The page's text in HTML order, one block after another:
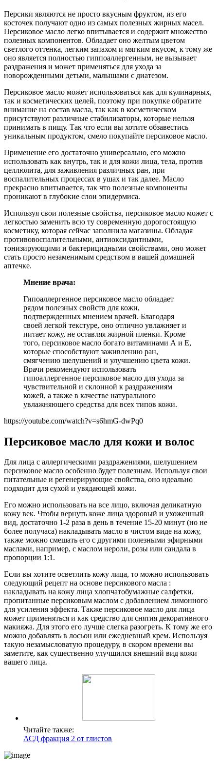
Персики являются не просто вкусным фруктом, из его
косточек получают одно из самых полезных жирных масел.
Персиковое масло легко впитывается и содержит множество
полезных компонентов. Обладает оно желтым цветом
светлого оттенка, легким запахом и мягким вкусом, к тому же
оно является полностью гиппоаллергенным, не вызывает
раздражения и может применяться для ухода за
новорожденными детьми, малышами с диатезом.
Персиковое масло может использоваться как для кулинарных,
так и косметических целей, поэтому при покупке обратите
внимание на состав масла, так как в косметическом
присутствуют различные стабилизаторы, которые нельзя
принимать в пищу. Так что если вы хотите обзавестись
уникальным продуктом, смело покупайте персиковое масло.
Применение его достаточно универсально, его можно
использовать как внутрь, так и для кожи лица, тела, против
целлюлита, для заживления различных ран, при
воспалительных процессах в ушах и так далее. Масло
прекрасно впитывается, так что полезные компоненты
проникают в глубокие слои эпидермиса.
Используя свои полезные свойства, персиковое масло может с
легкостью заменить всю ту современную дорогостоящую
косметику, которая сейчас заполнила магазины. Обладая
противовоспалительными, антиоксидантными,
тонизирующими и бактерицидными свойствами, оно может
стать просто незаменимым средством в вашей домашней
аптечке.
Мнение врача:
Гипоаллергенное персиковое масло обладает
рядом полезных свойств для кожи,
подтвержденных мнением врачей. Благодаря
своей легкой текстуре, оно отлично увлажняет и
питает кожу, не оставляя жирной пленки. Кроме
того, персиковое масло богато витаминами А и Е,
которые способствуют заживлению ран,
смягчению шелушений и улучшению цвета кожи.
Врачи рекомендуют использовать
гипоаллергенное персиковое масло для ухода за
чувствительной и склонной к раздражениям
кожей, а также в качестве натурального
увлажняющего средства для всех типов кожи.
https://youtube.com/watch?v=s6hmG-dwPq0
Персиковое масло для кожи и волос
Для лица с аллергическими раздражениями, шелушением
персиковое масло особенно будет полезным. Используя свои
питательные и регенерирующие свойства, оно идеально
подходит для сухой и увядающей кожи.
Его можно использовать на все лицо, включая деликатную
кожу век. Чтобы вернуть коже лица здоровый и ухоженный
вид, достаточно 1-2 раза в день в течение 15-20 минут (но не
более получаса) накладывать масло в чистом виде на кожу,
также можно смешать его с другими полезными эфирными
маслами, например, с маслом нероли, розы или сандала в
пропорции 1:1.
Если вы хотите осветлить кожу лица, то можно использовать
следующий рецепт на основе персикового масла :
накладывать на кожу лица хлопчатобумажные салфетки,
пропитанные персиковым маслом с добавлением лимонного
для усиления эффекта. Также персиковое масло для лица
может применяться и как средство для снятия декоративного
макияжа. Для этого его лучше слегка разогреть. К тому же его
можно добавлять в лосьон или ежедневный крем. Используя
такую незамысловатую процедуру, в скором времени вы
заметите, как существенно улучшился внешний вид кожи
вашего лица.
Читайте также:
АСД фракция 2 от глистов